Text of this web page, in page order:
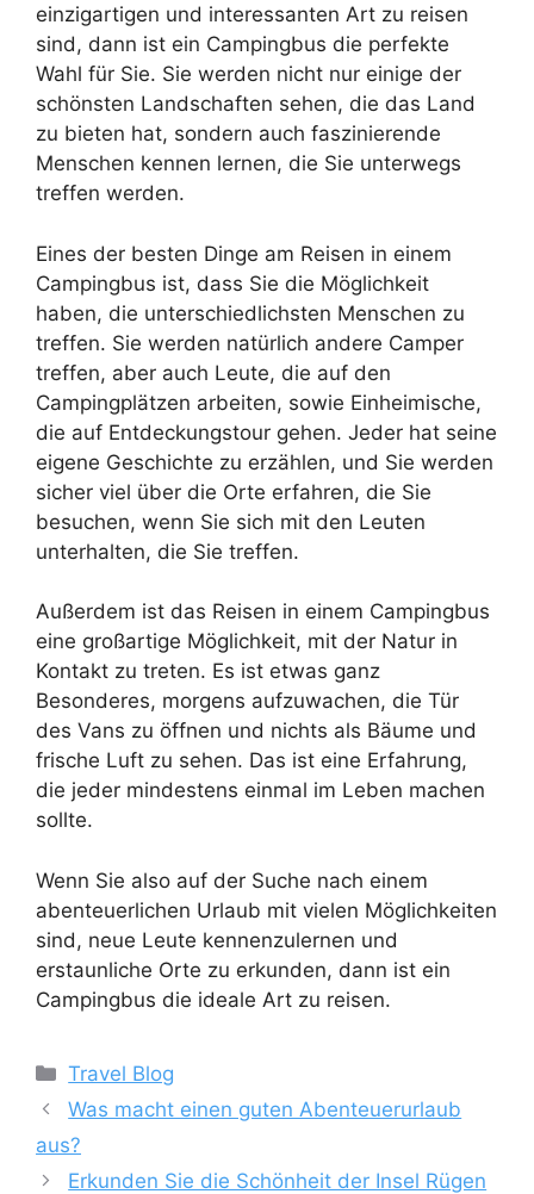
einzigartigen und interessanten Art zu reisen
sind, dann ist ein Campingbus die perfekte
Wahl für Sie. Sie werden nicht nur einige der
schönsten Landschaften sehen, die das Land
zu bieten hat, sondern auch faszinierende
Menschen kennen lernen, die Sie unterwegs
treffen werden.
Eines der besten Dinge am Reisen in einem
Campingbus ist, dass Sie die Möglichkeit
haben, die unterschiedlichsten Menschen zu
treffen. Sie werden natürlich andere Camper
treffen, aber auch Leute, die auf den
Campingplätzen arbeiten, sowie Einheimische,
die auf Entdeckungstour gehen. Jeder hat seine
eigene Geschichte zu erzählen, und Sie werden
sicher viel über die Orte erfahren, die Sie
besuchen, wenn Sie sich mit den Leuten
unterhalten, die Sie treffen.
Außerdem ist das Reisen in einem Campingbus
eine großartige Möglichkeit, mit der Natur in
Kontakt zu treten. Es ist etwas ganz
Besonderes, morgens aufzuwachen, die Tür
des Vans zu öffnen und nichts als Bäume und
frische Luft zu sehen. Das ist eine Erfahrung,
die jeder mindestens einmal im Leben machen
sollte.
Wenn Sie also auf der Suche nach einem
abenteuerlichen Urlaub mit vielen Möglichkeiten
sind, neue Leute kennenzulernen und
erstaunliche Orte zu erkunden, dann ist ein
Campingbus die ideale Art zu reisen.
Kategorien
Travel Blog
Was macht einen guten Abenteuerurlaub
aus?
Erkunden Sie die Schönheit der Insel Rügen